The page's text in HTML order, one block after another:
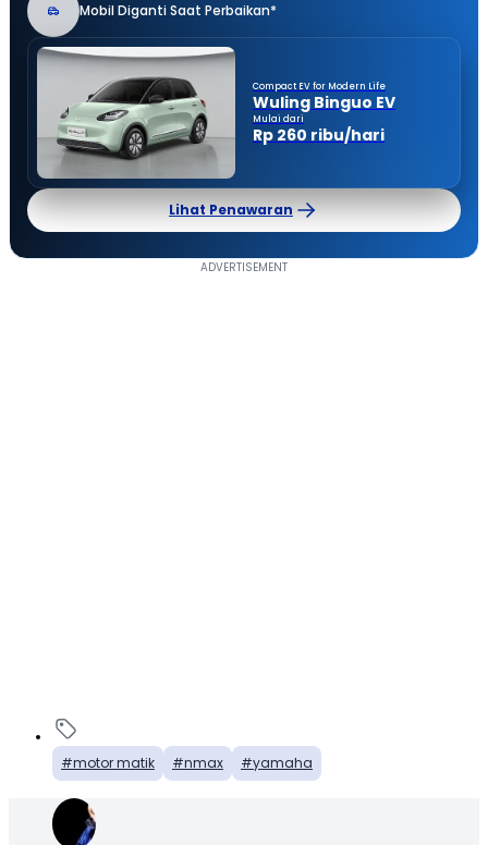
Mobil Diganti Saat Perbaikan*
Compact EV for Modern Life
Wuling Binguo EV
Mulai dari
Rp 260 ribu/hari
Lihat Penawaran
motor matik nmax yamaha